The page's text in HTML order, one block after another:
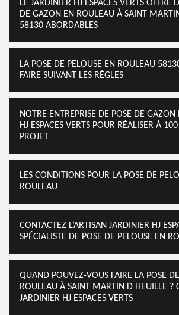
LE JARDINIER HJ ESPACES VERTS OFFRE
DE GAZON EN ROULEAU À SAINT
58130 ABORDABLES
LA POSE DE PELOUSE EN ROULEAU
FAIRE SUIVANT LES RÈGLES
NOTRE ENTREPRISE DE POSE DE
HJ ESPACES VERTS POUR RÉALISER À
PROJET
LES CONDITIONS POUR LA POSE DE
ROULEAU
CONTACTEZ L’ARTISAN JARDINIER HJ
SPÉCIALISTE DE POSE DE PELOUSE EN
QUAND POUVEZ-VOUS FAIRE LA POSE
ROULEAU À SAINT MARTIN D HEUILLE ?
JARDINIER HJ ESPACES VERTS